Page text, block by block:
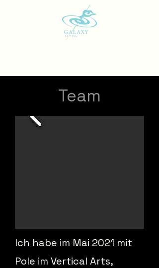
Team
Patrick
Ich habe im Mai 2021 mit
Pole im Vertical Arts,